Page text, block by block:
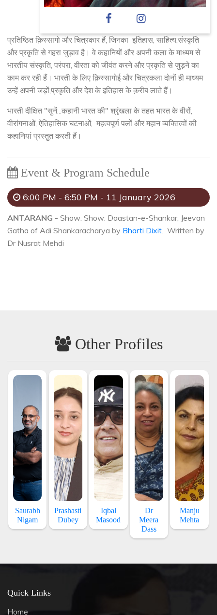
प्रतिष्ठित क़िस्सागो और चित्रकार हैं, जिनका इतिहास, साहित्य,संस्कृति
और प्रकृति से गहरा जुड़ाव है। वे कहानियों और अपनी कला के माध्यम से
भारतीय संस्कृति, परंपरा, वीरता को जीवंत करने और प्रकृति से जुड़ने का
काम कर रही हैं। भारती के लिए क़िस्सागोई और चित्रकला दोनों ही माध्यम
उन्हें अपनी जड़ों,प्रकृति और देश के इतिहास के क़रीब लाते हैं।
भारती दीक्षित "सुनें...कहानी भारत की" श्रृंखला के तहत भारत के वीरों,
वीरांगनाओं, ऐतिहासिक घटनाओं, महत्वपूर्ण पलों और महान व्यक्तित्वों की
कहानियां प्रस्तुत करती हैं।
Event & Program Schedule
6:00 PM - 6:50 PM - 11 January 2026
ANTARANG - Show: Show: Daastan-e-Shankar, Jeevan
Gatha of Adi Shankaracharya by Bharti Dixit. Written by
Dr Nusrat Mehdi
Other Profiles
Saurabh
Nigam
Prashasti
Dubey
Iqbal
Masood
Dr
Meera
Dass
Manju
Mehta
Quick Links
Home